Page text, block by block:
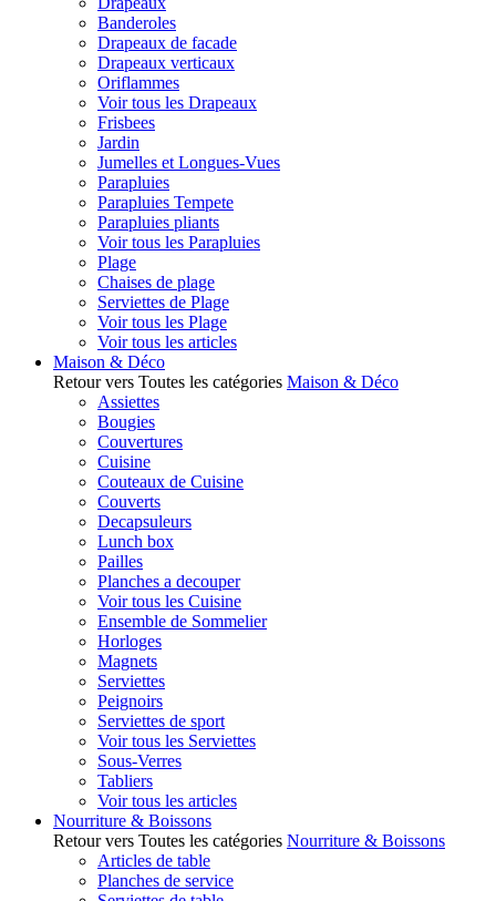
Banderoles
Drapeaux de facade
Drapeaux verticaux
Oriflammes
Voir tous les Drapeaux
Frisbees
Jardin
Jumelles et Longues-Vues
Parapluies
Parapluies Tempete
Parapluies pliants
Voir tous les Parapluies
Plage
Chaises de plage
Serviettes de Plage
Voir tous les Plage
Voir tous les articles
Maison & Déco
Retour vers Toutes les catégories Maison & Déco
Assiettes
Bougies
Couvertures
Cuisine
Couteaux de Cuisine
Couverts
Decapsuleurs
Lunch box
Pailles
Planches a decouper
Voir tous les Cuisine
Ensemble de Sommelier
Horloges
Magnets
Serviettes
Peignoirs
Serviettes de sport
Voir tous les Serviettes
Sous-Verres
Tabliers
Voir tous les articles
Nourriture & Boissons
Retour vers Toutes les catégories Nourriture & Boissons
Articles de table
Planches de service